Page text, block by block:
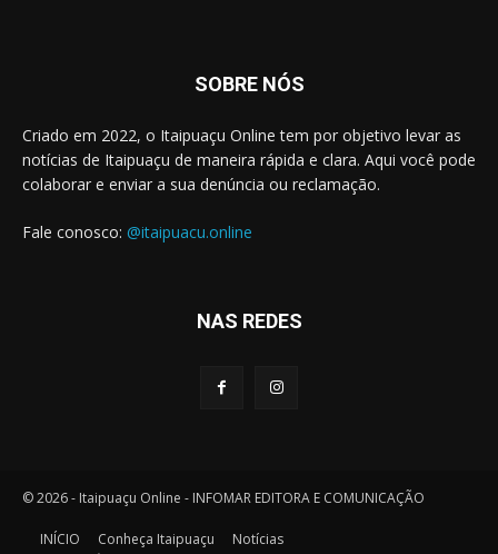
SOBRE NÓS
Criado em 2022, o Itaipuaçu Online tem por objetivo levar as
notícias de Itaipuaçu de maneira rápida e clara. Aqui você pode
colaborar e enviar a sua denúncia ou reclamação.
Fale conosco: @itaipuacu.online
NAS REDES
© 2026 - Itaipuaçu Online - INFOMAR EDITORA E COMUNICAÇÃO
INÍCIO Conheça Itaipuaçu
Notícias